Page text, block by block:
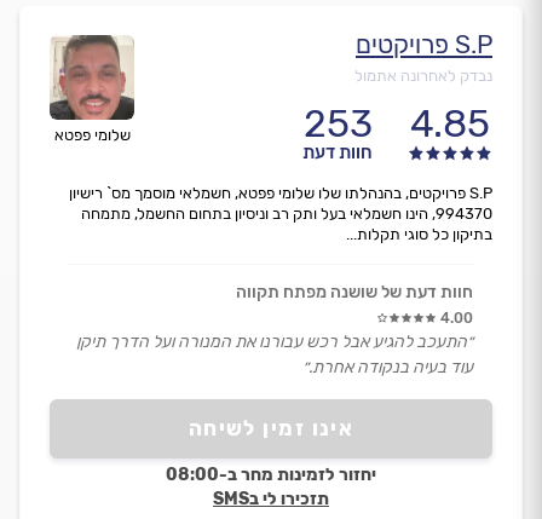
שלומי פפטא
S.P פרויקטים
נבדק לאחרונה אתמול
4.85
253
חוות דעת
אינו זמין לשיחה
יחזור לזמינות מחר ב-08:00
תזכירו לי בSMS
S.P פרויקטים, בהנהלתו שלו שלומי פפטא, חשמלאי מוסמך מס` רישיון
994370, הינו חשמלאי בעל ותק רב וניסיון בתחום החשמל, מתמחה
בתיקון כל סוגי תקלות...
חוות דעת של שושנה מפתח תקווה
4.00
״התעכב להגיע אבל רכש עבורנו את המנורה ועל הדרך תיקן
עוד בעיה בנקודה אחרת.״